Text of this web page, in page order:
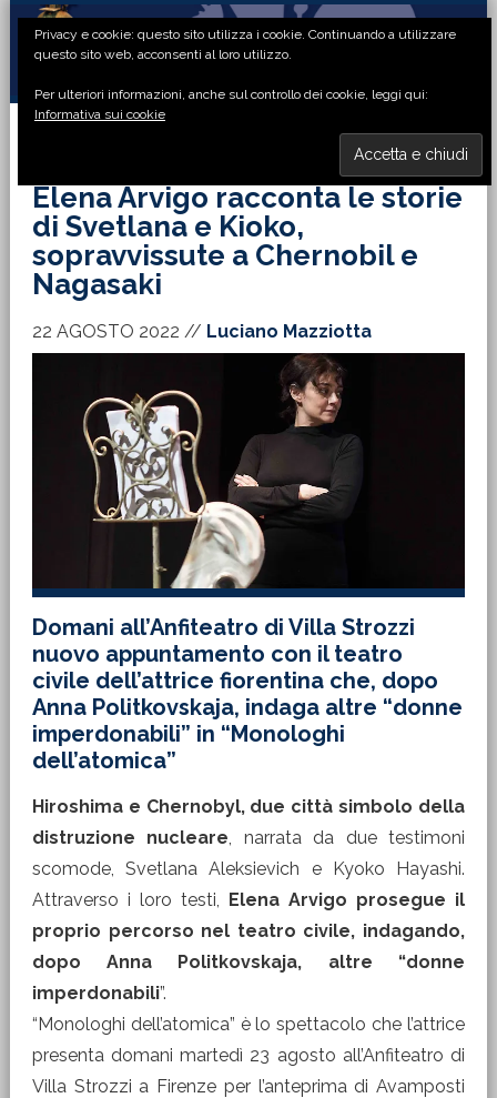
Passa
primaria
Passa
principale
Passa
laterale
Passa
di
Elena Arvigo racconta le storie
di Svetlana e Kioko,
sopravvissute a Chernobil e
Nagasaki
22 AGOSTO 2022 // Luciano Mazziotta
Domani all’Anfiteatro di Villa Strozzi
nuovo appuntamento con il teatro
civile dell’attrice fiorentina che, dopo
Anna Politkovskaja, indaga altre “donne
imperdonabili” in “Monologhi
dell’atomica”
Hiroshima e Chernobyl, due città simbolo della
distruzione nucleare , narrata da due testimoni
scomode, Svetlana Aleksievich e Kyoko Hayashi.
Attraverso i loro testi, Elena Arvigo prosegue il
proprio percorso nel teatro civile, indagando,
dopo Anna Politkovskaja, altre “donne
imperdonabili”.
“Monologhi dell’atomica” è lo spettacolo che l’attrice
presenta domani martedì 23 agosto all’Anfiteatro di
Villa Strozzi a Firenze per l’anteprima di Avamposti
Privacy e cookie: questo sito utilizza i cookie. Continuando a utilizzare
questo sito web, acconsenti al loro utilizzo.
Per ulteriori informazioni, anche sul controllo dei cookie, leggi qui:
Informativa sui cookie